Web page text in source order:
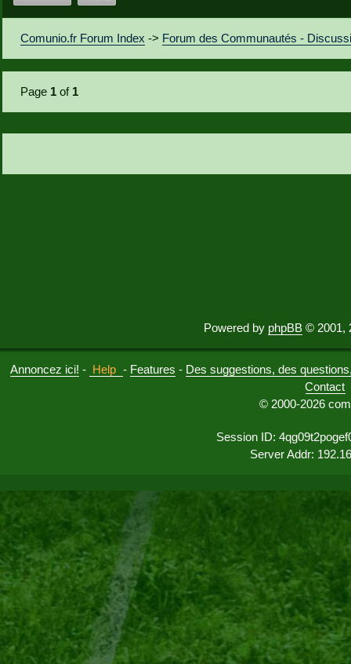
Comunio.fr Forum Index -> Forum des Communautés -
Page 1 of 1
Powered by phpBB © 2001,
Annoncez ici! - Help - Features - Des suggestions, des
Contact
© 2000-2026
Session ID:
Server Addr: